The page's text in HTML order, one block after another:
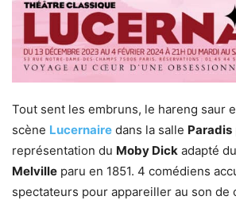
Tout sent les embruns, le hareng saur
scène Lucernaire dans la salle Paradis
représentation du Moby Dick adapté
Melville paru en 1851. 4 comédiens
spectateurs pour appareiller au son de